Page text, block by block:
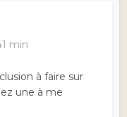
min
à faire sur
une à me